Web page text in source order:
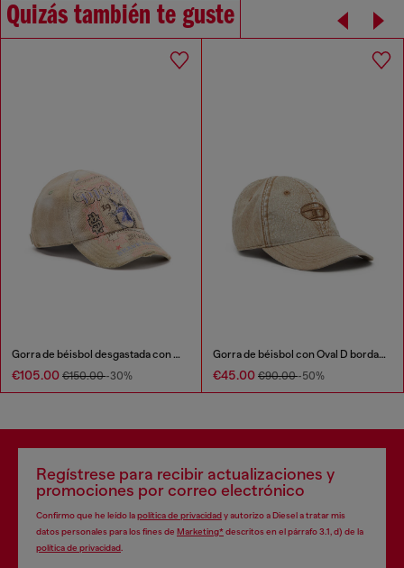
Quizás también te guste
Gorra de béisbol desgastada con estampado de logo
€105.00 €150.00-30%
Gorra de béisbol con Oval D bordado
€45.00 €90.00-50%
Regístrese para recibir actualizaciones y
promociones por correo electrónico
Confirmo que he leído lapolítica de privacidady autorizo a Diesel a tratar mis
datos personales para los fines de Marketing*descritos en el párrafo 3.1, d) de la
política de privacidad